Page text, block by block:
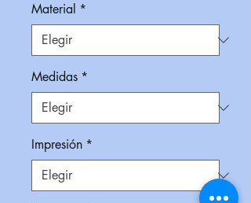
Material *
Medidas *
Impresión *